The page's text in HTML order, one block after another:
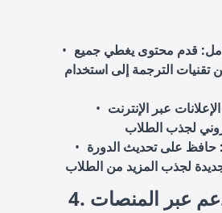
: قدم محتوى يغطي جميع
تقنيات الترجمة إلى استخدام
عبر الإنترنت
: حافظ على تحديث الدورة
4. الاشتراكات والدعم عبر المنصات